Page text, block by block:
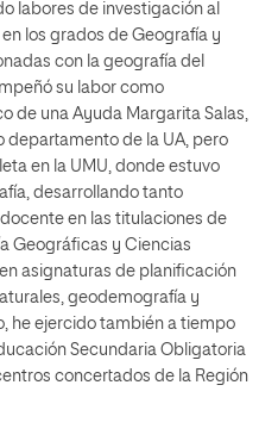
labores de investigación al
los grados de Geografía y
con la geografía del
su labor como
de una Ayuda Margarita Salas,
departamento de la UA, pero
en la UMU, donde estuvo
desarrollando tanto
en las titulaciones de
Geográficas y Ciencias
asignaturas de planificación
geodemografía y
he ejercido también a tiempo
Secundaria Obligatoria
concertados de la Región